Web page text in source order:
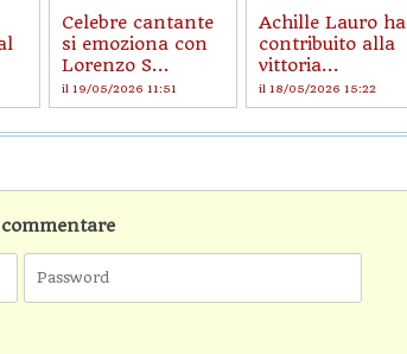
Celebre cantante
si emoziona con
Lorenzo S...
il 19/05/2026 11:51
Achille Lauro ha
contribuito alla
vittoria...
il 18/05/2026 15:22